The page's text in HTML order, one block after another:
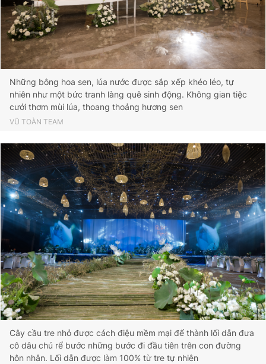
Những bông hoa sen, lúa nước được sắp xếp khéo léo, tự
nhiên như một bức tranh làng quê sinh động. Không gian tiệc
cưới thơm mùi lúa, thoang thoảng hương sen
VŨ TOÀN TEAM
Cây cầu tre nhỏ được cách điệu mềm mại để thành lối dẫn đưa
cô dâu chú rể bước những bước đi đầu tiên trên con đường
hôn nhân. Lối dẫn được làm 100% từ tre tự nhiên